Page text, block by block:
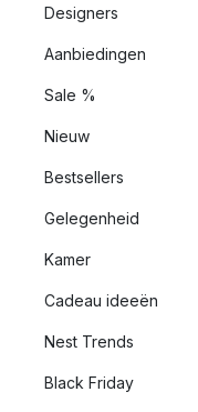
Designers
Aanbiedingen
Sale %
Nieuw
Bestsellers
Gelegenheid
Kamer
Cadeau ideeën
Nest Trends
Black Friday